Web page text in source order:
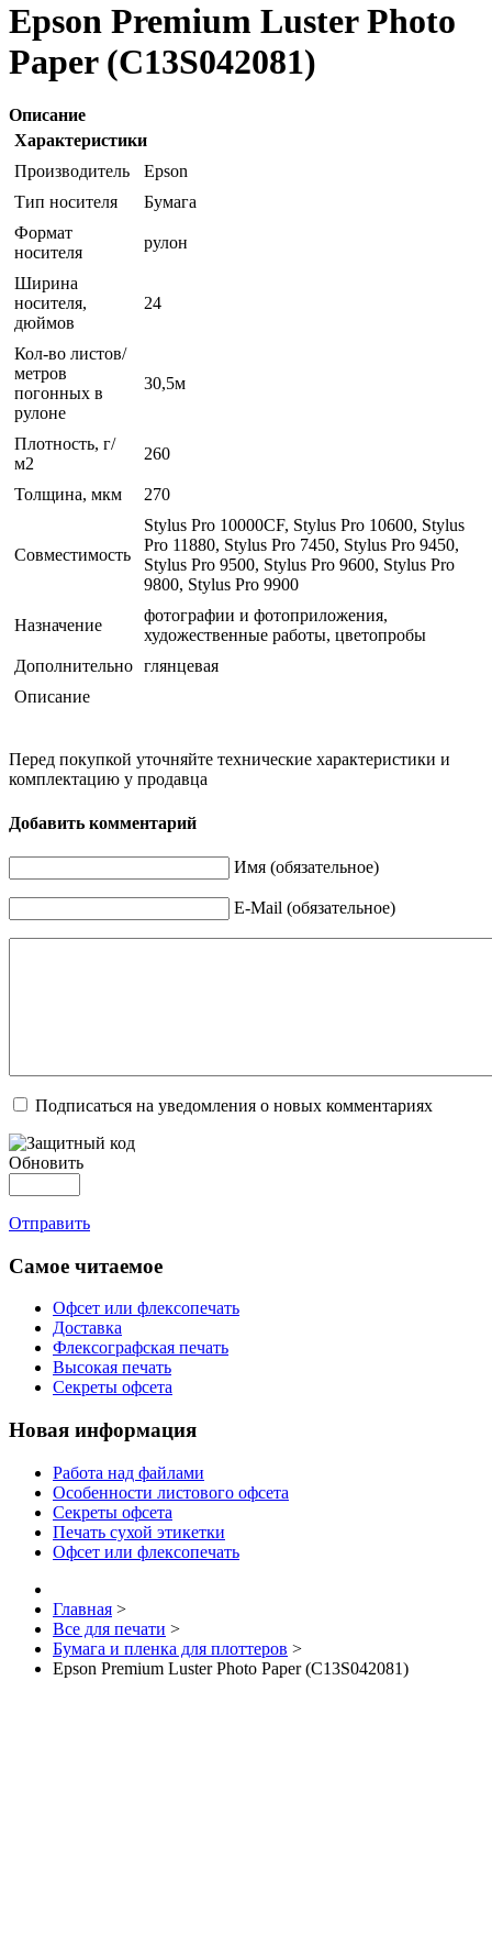
Epson Premium Luster Photo
Paper (C13S042081)
Описание
Характеристики
Производитель
Epson
Тип носителя
Бумага
Формат
носителя
рулон
Ширина
носителя,
дюймов
24
Кол-во листов/
метров
погонных в
рулоне
30,5м
Плотность, г/
м2
260
Толщина, мкм 270
Совместимость
Stylus Pro 10000CF, Stylus Pro 10600, Stylus
Pro 11880, Stylus Pro 7450, Stylus Pro 9450,
Stylus Pro 9500, Stylus Pro 9600, Stylus Pro
9800, Stylus Pro 9900
Назначение
фотографии и фотоприложения,
художественные работы, цветопробы
Дополнительно глянцевая
Описание
Перед покупкой уточняйте технические характеристики и
комплектацию у продавца
Добавить комментарий
Имя (обязательное)
E-Mail (обязательное)
Подписаться на уведомления о новых комментариях
Обновить
Отправить
Самое читаемое
Офсет или флексопечать
Доставка
Флексографская печать
Высокая печать
Секреты офсета
Новая информация
Работа над файлами
Особенности листового офсета
Секреты офсета
Печать сухой этикетки
Офсет или флексопечать
Главная >
Все для печати >
Бумага и пленка для плоттеров >
Epson Premium Luster Photo Paper (C13S042081)